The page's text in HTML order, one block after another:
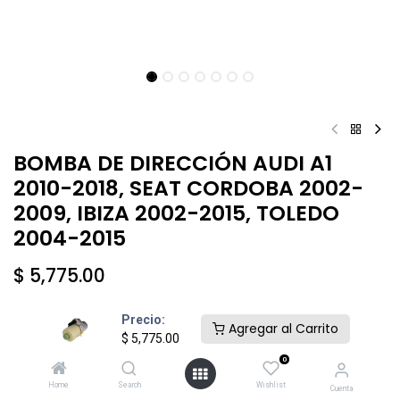
Precio:
$ 5,775.00
Agregar al Carrito
Home Search
0
Wishlist Cuenta
BOMBA DE DIRECCIÓN AUDI A1
2010-2018, SEAT CORDOBA 2002-
2009, IBIZA 2002-2015, TOLEDO
2004-2015
$ 5,775.00
Añadir al carrito Comprar ahora